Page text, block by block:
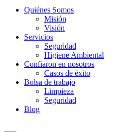
Quiénes Somos
Misión
Visión
Servicios
Seguridad
Higiene Ambiental
Confiaron en nosotros
Casos de éxito
Bolsa de trabajo
Limpieza
Seguridad
Blog